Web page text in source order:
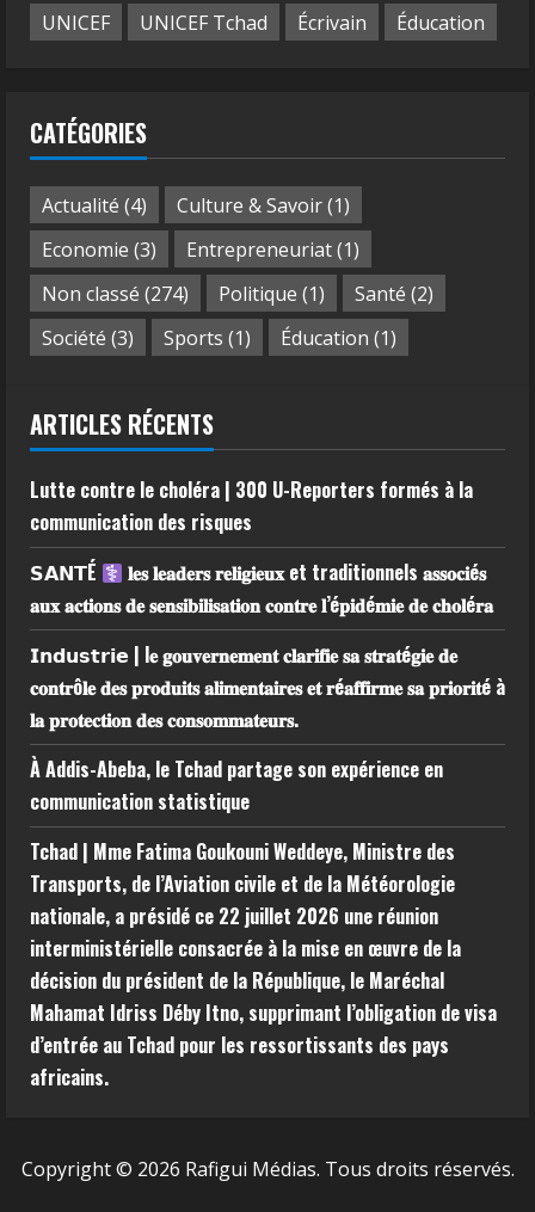
UNICEF
UNICEF Tchad Écrivain Éducation
CATÉGORIES
Actualité (4) Culture & Savoir(1)
Economie (3) Entrepreneuriat(1)
Non classé (274) Politique (1) Santé (2)
Société (3) Sports (1) Éducation (1)
ARTICLES RÉCENTS
Lutte contre le choléra | 300 U-Reporters formés à la
communication des risques
𝗦𝗔𝗡𝗧É
𝐥𝐞𝐬 𝐥𝐞𝐚𝐝𝐞𝐫𝐬 𝐫𝐞𝐥𝐢𝐠𝐢𝐞𝐮𝐱 et traditionnels 𝐚𝐬𝐬𝐨𝐜𝐢é𝐬
𝐚𝐮𝐱 𝐚𝐜𝐭𝐢𝐨𝐧𝐬 𝐝𝐞 𝐬𝐞𝐧𝐬𝐢𝐛𝐢𝐥𝐢𝐬𝐚𝐭𝐢𝐨𝐧 𝐜𝐨𝐧𝐭𝐫𝐞 𝐥’é𝐩𝐢𝐝é𝐦𝐢𝐞 𝐝𝐞 𝐜𝐡𝐨𝐥é𝐫𝐚
𝗜𝗻𝗱𝘂𝘀𝘁𝗿𝗶𝗲 | l𝐞 𝐠𝐨𝐮𝐯𝐞𝐫𝐧𝐞𝐦𝐞𝐧𝐭 𝐜𝐥𝐚𝐫𝐢𝐟𝐢𝐞 𝐬𝐚 𝐬𝐭𝐫𝐚𝐭é𝐠𝐢𝐞 𝐝𝐞
𝐜𝐨𝐧𝐭𝐫ô𝐥𝐞 𝐝𝐞𝐬 𝐩𝐫𝐨𝐝𝐮𝐢𝐭𝐬 𝐚𝐥𝐢𝐦𝐞𝐧𝐭𝐚𝐢𝐫𝐞𝐬 𝐞𝐭 𝐫é𝐚𝐟𝐟𝐢𝐫𝐦𝐞 𝐬𝐚 𝐩𝐫𝐢𝐨𝐫𝐢𝐭é à
𝐥𝐚 𝐩𝐫𝐨𝐭𝐞𝐜𝐭𝐢𝐨𝐧 𝐝𝐞𝐬 𝐜𝐨𝐧𝐬𝐨𝐦𝐦𝐚𝐭𝐞𝐮𝐫𝐬.
À Addis-Abeba, le Tchad partage son expérience en
communication statistique
Tchad | Mme Fatima Goukouni Weddeye, Ministre des
Transports, de l’Aviation civile et de la Météorologie
nationale, a présidé ce 22 juillet 2026 une réunion
interministérielle consacrée à la mise en œuvre de la
décision du président de la République, le Maréchal
Mahamat Idriss Déby Itno, supprimant l’obligation de visa
d’entrée au Tchad pour les ressortissants des pays
africains.
Copyright © 2026 Rafigui Médias. Tous droits réservés.